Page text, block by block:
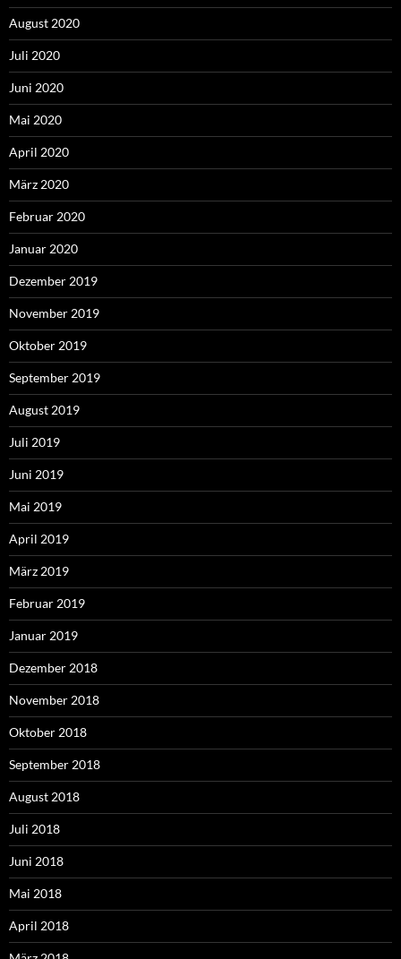
August 2020
Juli 2020
Juni 2020
Mai 2020
April 2020
März 2020
Februar 2020
Januar 2020
Dezember 2019
November 2019
Oktober 2019
September 2019
August 2019
Juli 2019
Juni 2019
Mai 2019
April 2019
März 2019
Februar 2019
Januar 2019
Dezember 2018
November 2018
Oktober 2018
September 2018
August 2018
Juli 2018
Juni 2018
Mai 2018
April 2018